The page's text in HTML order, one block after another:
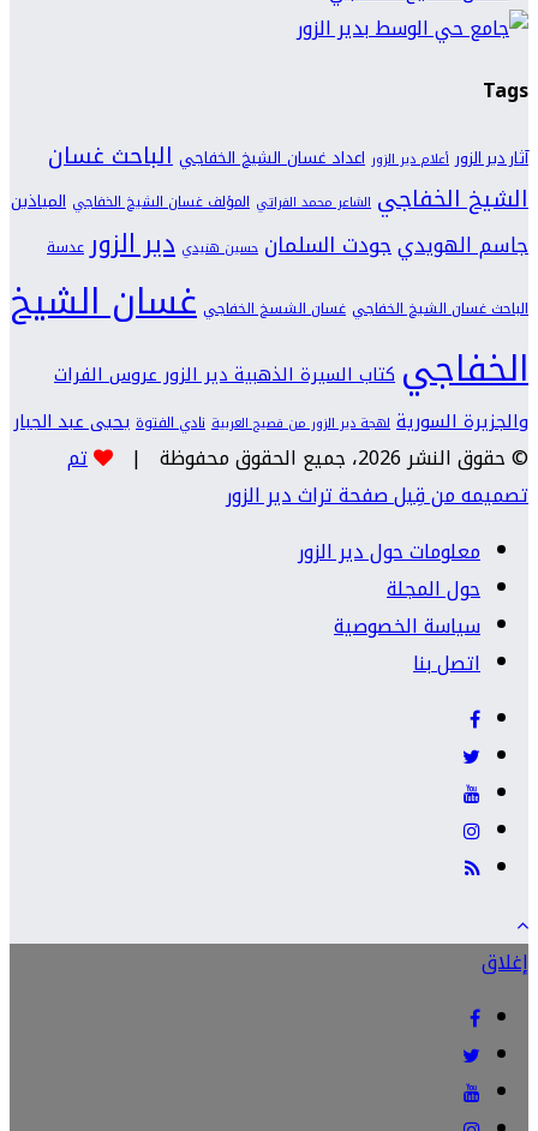
Tags
آثار دير الزور أعلام دير الزور اعداد غسان الشيخ الخفاجي الباحث غسان
الشيخ الخفاجي الشاعر محمد الفراتي المؤلف غسان الشيخ الخفاجي المياذين
جاسم الهويديجودت السلمان حسين هنيدي دير الزور عدسة
الباحث غسان الشيخ الخفاجي غسان الشسخ الخفاجي غسان الشيخ
الخفاجي كتاب السيرة الذهبية دير الزور عروس الفرات
والجزيرة السورية لهجة دير الزور من فصيح العربية نادي الفتوة يحيى عبد الجبار
© حقوق النشر 2026، جميع الحقوق محفوظة |
تم
تصميمه من قِبل صفحة تراث دير الزور
معلومات حول دير الزور
حول المجلة
سياسة الخصوصية
اتصل بنا
إغلاق